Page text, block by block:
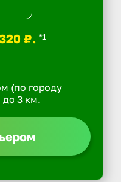
₽. *1
(по городу
до 3 км.